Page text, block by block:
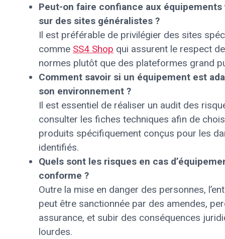
Peut-on faire confiance aux équipements
sur des sites généralistes ?
Il est préférable de privilégier des sites
comme SS4 Shop qui assurent le respect
normes plutôt que des plateformes grand
Comment savoir si un équipement est
son environnement ?
Il est essentiel de réaliser un audit des
consulter les fiches techniques afin de
produits spécifiquement conçus pour les
identifiés.
Quels sont les risques en cas
conforme ?
Outre la mise en danger des personnes,
peut être sanctionnée par des amendes,
assurance, et subir des conséquences
lourdes.